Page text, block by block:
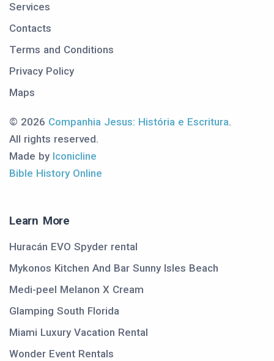
Services
Contacts
Terms and Conditions
Privacy Policy
Maps
© 2026 Companhia Jesus: História e Escritura.
All rights reserved.
Made by Iconicline
Bible History Online
Learn More
Huracán EVO Spyder rental
Mykonos Kitchen And Bar Sunny Isles Beach
Medi-peel Melanon X Cream
Glamping South Florida
Miami Luxury Vacation Rental
Wonder Event Rentals